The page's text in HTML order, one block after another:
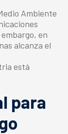
Ambiente
en
alcanza el
está
para